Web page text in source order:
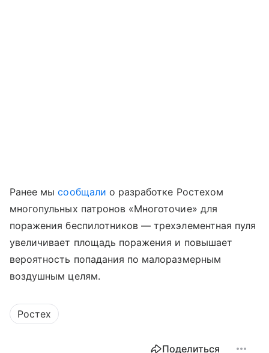
Ранее мысообщали о разработке Ростехом
многопульных патронов «Многоточие» для
поражения беспилотников — трехэлементная пуля
увеличивает площадь поражения и повышает
вероятность попадания по малоразмерным
воздушным целям.
Ростех
Поделиться